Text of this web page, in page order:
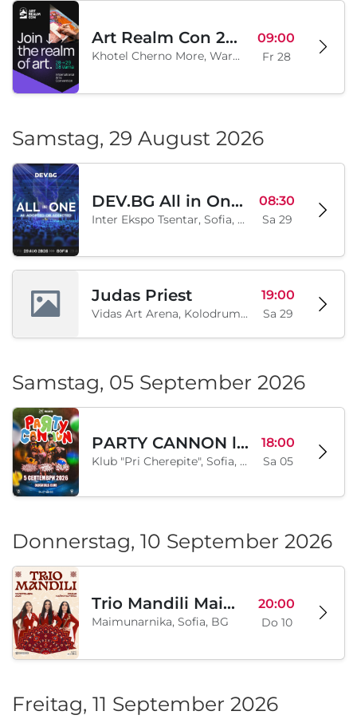
Art Realm Con 2026
Khotel Cherno More, Warna, BG
09:00
Fr 28
Samstag, 29 August 2026
DEV.BG All in One 2026
Inter Ekspo Tsentar, Sofia, BG
08:30
Sa 29
Judas Priest
Vidas Art Arena, Kolodrum, Borisova gradina, Sofia, BG
19:00
Sa 29
Samstag, 05 September 2026
PARTY CANNON live in Sofia
Klub "Pri Cherepite", Sofia, BG
18:00
Sa 05
Donnerstag, 10 September 2026
Trio Mandili Maimunarnika- Sofia
Maimunarnika, Sofia, BG
20:00
Do 10
Freitag, 11 September 2026